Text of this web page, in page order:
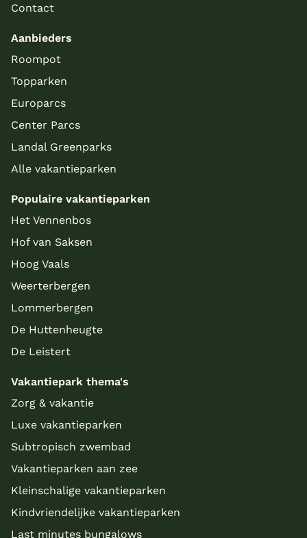
Contact
Aanbieders
Roompot
Topparken
Europarcs
Center Parcs
Landal Greenparks
Alle vakantieparken
Populaire vakantieparken
Het Vennenbos
Hof van Saksen
Hoog Vaals
Weerterbergen
Lommerbergen
De Huttenheugte
De Leistert
Vakantiepark thema's
Zorg & vakantie
Luxe vakantieparken
Subtropisch zwembad
Vakantieparken aan zee
Kleinschalige vakantieparken
Kindvriendelijke vakantieparken
Last minutes bungalows